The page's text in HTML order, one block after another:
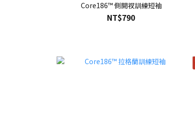
Core186™ 側開衩訓練短袖
NT$790